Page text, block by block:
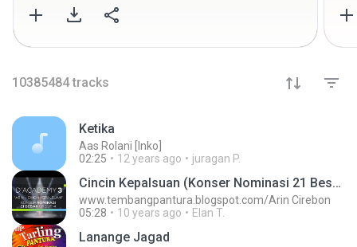
10385484 tracks
Ketika
Aas Rolani [Inko]
02:25
12 years ago juragan P.
Cincin Kepalsuan (Konser Nominasi 21 Besar Group
www.tembangpantura.blogspot.com/Arin Cirebon
05:28
10 years ago Elan T.
Lanange Jagad